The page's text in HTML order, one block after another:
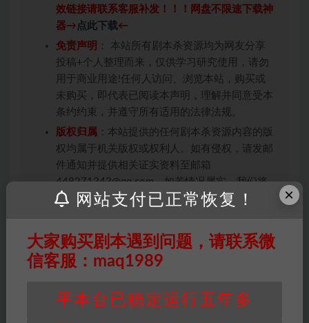
效链接请联系客服补发！！！网盘不限速下载神
器→ 点此下载←
免责声明 ： 本站所有剧本杀资源均为网友分享
投稿+个人整理而来，仅供学习研究使用，请勿
用于商业用途!任何人访问、浏览本站，购买或
未购买，即代表已阅读本声明，理解并同意受本
条约约束，并遵守所有适用的法律法规。
版权归属 ：本站提供的任何剧本杀资源内容的版
权均属于机关版权或权利人。如有侵权，请发邮
件通知并提供相关证实资料至邮箱
448271243@qq.com，如若情况属实，我们将
会在三天内下架相关剧本攻略。
身价值，本站积分为本站收取的赞助费，用于本
站整理资料的时间成本及网站运营所需支出费
用。
问或购买使用引起的任何行为和纠纷，本站概不
×
网站支付已正常恢复！
大家购买剧本遇到问题，请联系微
信客服：maq1989
平本台已稳定运行五年多